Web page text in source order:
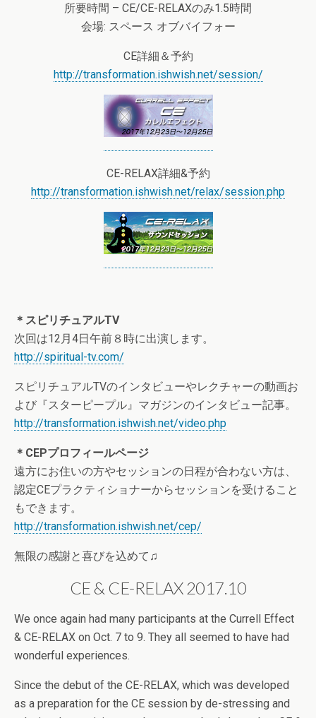
所要時間 – CE/CE-RELAXのみ1.5時間
会場: スペース オブバイフォー
CE詳細＆予約
http://transformation.ishwish.net/session/
CE-RELAX詳細&予約
http://transformation.ishwish.net/relax/session.php
＊スピリチュアルTV
次回は12月4日午前８時に出演します。
http://spiritual-tv.com/
スピリチュアルTVのインタビューやレクチャーの動画お
よび『スターピープル』マガジンのインタビュー記事。
http://transformation.ishwish.net/video.php
＊CEPプロフィールページ
遠方にお住いの方やセッションの日程が合わない方は、
認定CEプラクティショナーからセッションを受けること
もできます。
http://transformation.ishwish.net/cep/
無限の感謝と喜びを込めて♫
CE & CE-RELAX 2017.10
We once again had many participants at the Currell Effect
& CE-RELAX on Oct. 7 to 9. They all seemed to have had
wonderful experiences.
Since the debut of the CE-RELAX, which was developed
as a preparation for the CE session by de-stressing and